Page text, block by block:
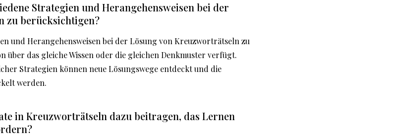
Strategien und Herangehensweisen bei der
zu berücksichtigen?
und Herangehensweisen bei der Lösung von Kreuzworträtseln zu
über das gleiche Wissen oder die gleichen Denkmuster verfügt.
Strategien können neue Lösungswege entdeckt und die
werden.
in Kreuzworträtseln dazu beitragen, das Lernen